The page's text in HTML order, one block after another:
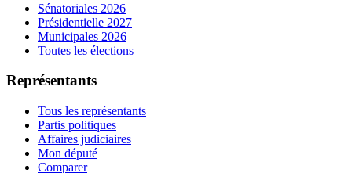
Sénatoriales 2026
Présidentielle 2027
Municipales 2026
Toutes les élections
Représentants
Tous les représentants
Partis politiques
Affaires judiciaires
Mon député
Comparer